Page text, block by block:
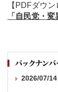
【PDFダウン
「自民党・
2026/07/14